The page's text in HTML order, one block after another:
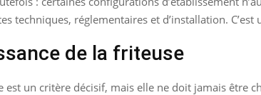
techniques, réglementaires et d’installation.
de la friteuse
est un critère décisif, mais elle ne doit jamais être